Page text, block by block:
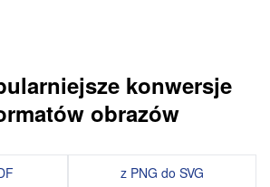
konwersje
obrazów
z PNG do SVG